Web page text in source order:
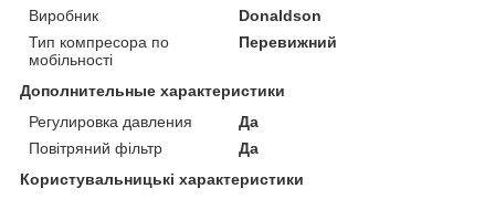
Виробник
Donaldson
Тип компресора по
мобільності
Перевижний
Дополнительные характеристики
Регулировка давления
Да
Повітряний фільтр
Да
Користувальницькі характеристики